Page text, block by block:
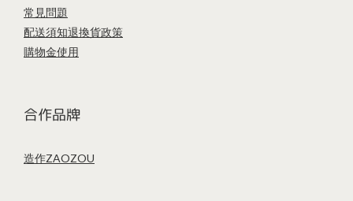
常見問題
配送須知退換貨政策
購物金使用
合作品牌
造作ZAOZOU